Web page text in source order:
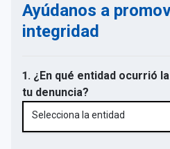
Ayúdanos a
integridad
1. ¿En qué entidad ocurrió
tu denuncia?
Selecciona la entidad